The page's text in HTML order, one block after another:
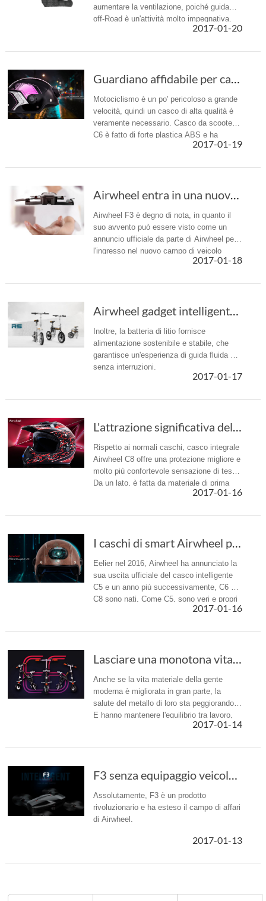
aumentare la ventilazione, poiché guida
off-Road è un'attività molto impegnativa.
2017-01-20
Guardiano affidabile per casco moto Motorcycle Riders - Airwheel C6
Motociclismo è un po' pericoloso a grande
velocità, quindi un casco di alta qualità è
veramente necessario. Casco da scooter
C6 è fatto di forte plastica ABS e ha
superato rigorosi test di estrusione,2017-01-19
Airwheel entra in una nuova fase nel 2017 con la nascita della F3
Airwheel F3 è degno di nota, in quanto il
suo avvento può essere visto come un
annuncio ufficiale da parte di Airwheel per
l'ingresso nel nuovo campo di veicolo
aereo senza equipaggio, in arte UAV.
2017-01-18
Airwheel gadget intelligente: High-Tech migliora la qualità di guida
Inoltre, la batteria di litio fornisce
alimentazione sostenibile e stabile, che
garantisce un'esperienza di guida fluida e
senza interruzioni.
2017-01-17
L'attrazione significativa del casco integral...
Rispetto ai normali caschi, casco integrale
Airwheel C8 offre una protezione migliore e
molto più confortevole sensazione di testa.
Da un lato, è fatta da materiale di prima
classe. È molto più difficile ma più leggero.
2017-01-16
I caschi di smart Airwheel più recenti nel 2017 — C6 e C8
Eelier nel 2016, Airwheel ha annunciato la
sua uscita ufficiale del casco intelligente
C5 e un anno più successivamente, C6 e
C8 sono nati. Come C5, sono veri e propri
2017-01-16
Lasciare una monotona vita fiacca con l'azien...
Anche se la vita materiale della gente
moderna è migliorata in gran parte, la
salute del metallo di loro sta peggiorando.
E hanno mantenere l'equilibrio tra lavoro,
2017-01-14
F3 senza equipaggio veicolo aereo: il rivoluz...
Assolutamente, F3 è un prodotto
rivoluzionario e ha esteso il campo di affari
di Airwheel.
2017-01-13